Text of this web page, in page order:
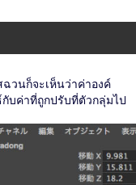
วนก็จะเห็นว่าค่าองค์
บค่าที่ถูกปรับที่ตัวกลุ่มไป